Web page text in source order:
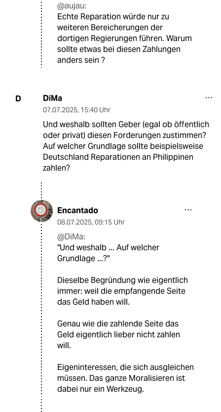
@aujau:
Echte Reparation würde nur zu
weiteren Bereicherungen der
dortigen Regierungen führen. Warum
sollte etwas bei diesen Zahlungen
anders sein ?
D DiMa
07.07.2025, 15:40 Uhr
Und weshalb sollten Geber (egal ob öffentlich
oder privat) diesen Forderungen zustimmen?
Auf welcher Grundlage sollte beispielsweise
Deutschland Reparationen an Philippinen
zahlen?
Encantado
08.07.2025, 09:15 Uhr
@DiMa:
"Und weshalb ... Auf welcher
Grundlage ...?"
Dieselbe Begründung wie eigentlich
immer: weil die empfangende Seite
das Geld haben will.
Genau wie die zahlende Seite das
Geld eigentlich lieber nicht zahlen
will.
Eigeninteressen, die sich ausgleichen
müssen. Das ganze Moralisieren ist
dabei nur ein Werkzeug.